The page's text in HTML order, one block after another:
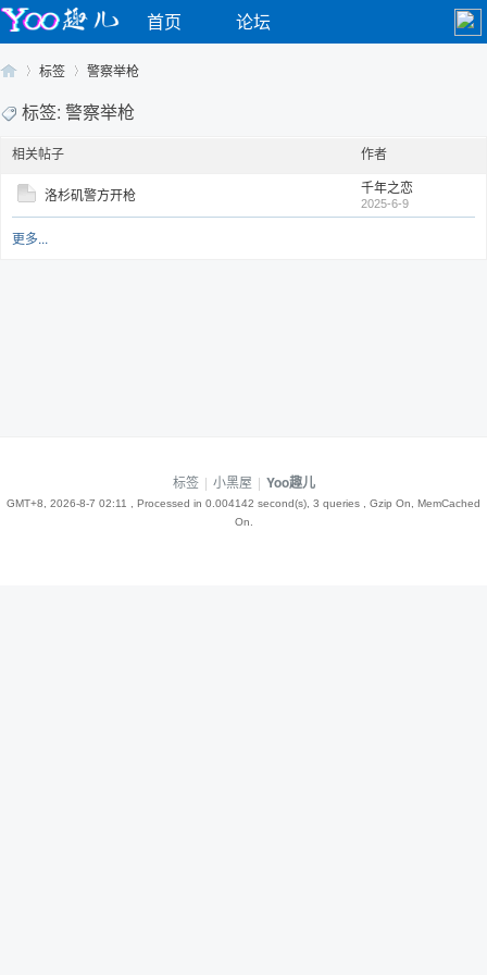
首页 论坛
Yo›
标签 警察举枪
标签: 警察举枪
相关帖子 作者
洛杉矶警方开枪 千年之恋
2025-6-9
更多...
标签 | 小黑屋 | Yoo趣儿
GMT+8, 2026-8-7 02:11
, Processed in 0.004142 second(s), 3 queries , Gzip On, MemCached
On.